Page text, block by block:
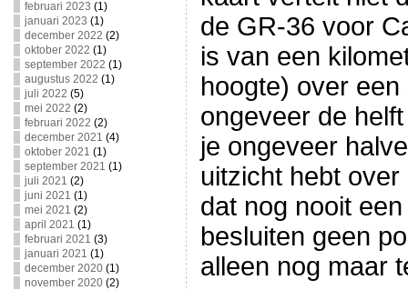
februari 2023 (1)
januari 2023 (1)
december 2022 (2)
oktober 2022 (1)
september 2022 (1)
augustus 2022 (1)
juli 2022 (5)
mei 2022 (2)
februari 2022 (2)
december 2021 (4)
oktober 2021 (1)
september 2021 (1)
juli 2021 (2)
juni 2021 (1)
mei 2021 (2)
april 2021 (1)
februari 2021 (3)
januari 2021 (1)
december 2020(1)
november 2020(2)
de GR-36 voor
is van een
hoogte) over
ongeveer de
je ongeveer
uitzicht hebt
dat nog nooit
besluiten geen
alleen nog maar